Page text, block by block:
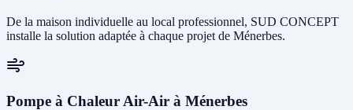
De la maison individuelle au local professionnel, SUD CONCEPT
installe la solution adaptée à chaque projet de Ménerbes.
Pompe à Chaleur Air-Air à Ménerbes